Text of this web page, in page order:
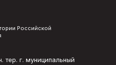
Российской
тер. г. муниципальный